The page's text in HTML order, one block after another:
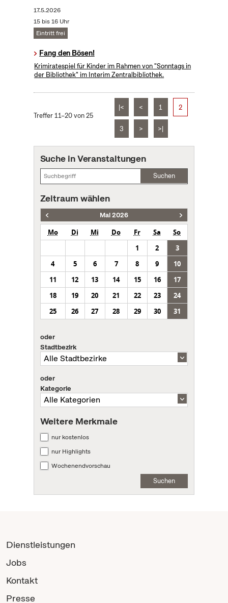
17.5.2026
15 bis 16 Uhr
Eintritt frei
Fang den Bösen!
Krimiratespiel für Kinder im Rahmen von "Sonntags in
der Bibliothek" im Interim Zentralbibliothek.
Treffer 11–20 von 25
|< < 1 2
3 > >|
Suche in Veranstaltungen
Suchen
Zeitraum wählen
Mai 2026
Mo Di Mi Do Fr Sa
So
1
2
3
4
5 6 7 8 9
10
11
12 13 14 15 16
17
18
19 20 21 22 23
24
25
26 27 28 29 30 31
oder
Stadtbezirk
oder
Kategorie
Weitere Merkmale
nur kostenlos
nur Highlights
Wochenendvorschau
Suchen
Dienstleistungen
Jobs
Kontakt
Presse